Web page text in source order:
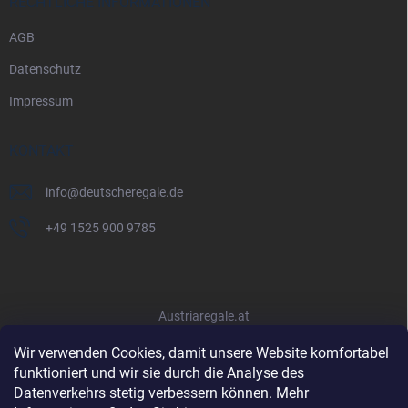
Wir verwenden Cookies, damit unsere Website komfortabel
funktioniert und wir sie durch die Analyse des
Datenverkehrs stetig verbessern können. Mehr
AGB
Datenschutz
Impressum
KONTAKT
info@deutscheregale.de
+49 1525 900 9785
Austriaregale.at